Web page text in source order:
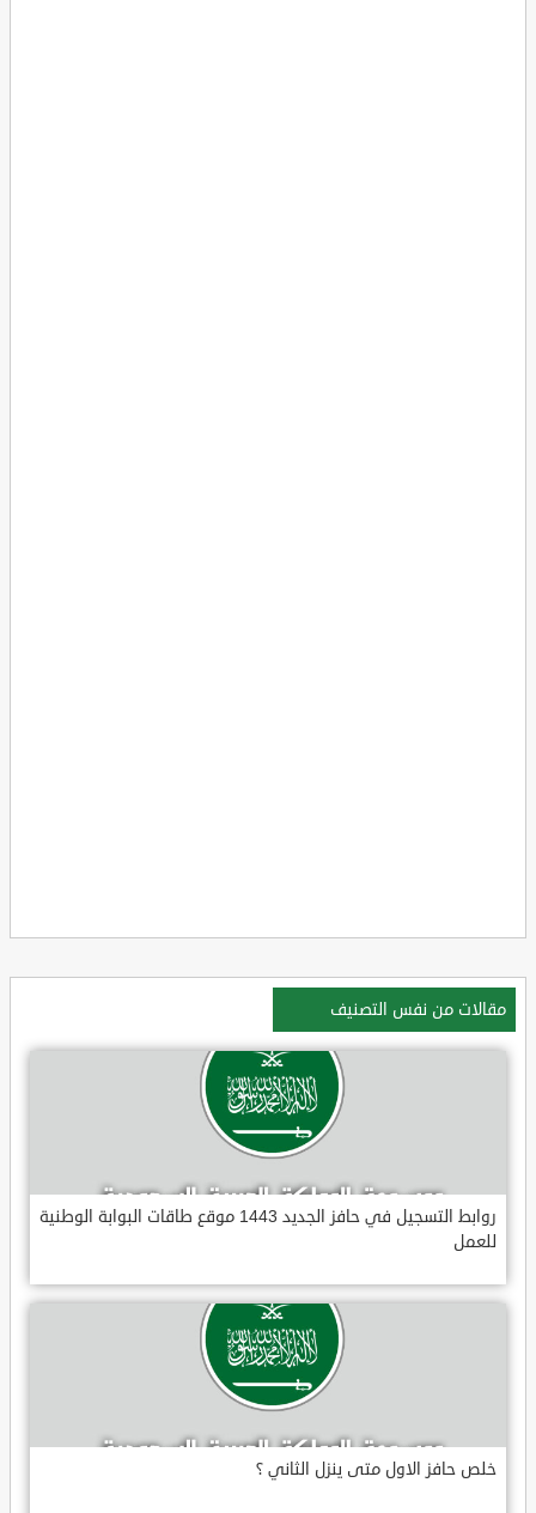
مقالات من نفس التصنيف
روابط التسجيل في حافز الجديد 1443 موقع طاقات البوابة الوطنية
للعمل
خلص حافز الاول متى ينزل الثاني ؟